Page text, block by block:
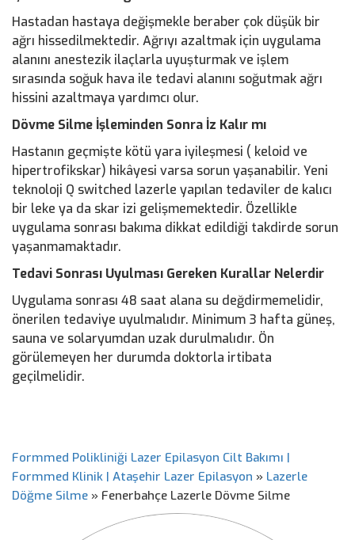
Hastadan hastaya değişmekle beraber çok düşük bir
ağrı hissedilmektedir. Ağrıyı azaltmak için uygulama
alanını anestezik ilaçlarla uyuşturmak ve işlem
sırasında soğuk hava ile tedavi alanını soğutmak ağrı
hissini azaltmaya yardımcı olur.
Dövme Silme İşleminden Sonra İz Kalır mı
Hastanın geçmişte kötü yara iyileşmesi ( keloid ve
hipertrofikskar) hikâyesi varsa sorun yaşanabilir. Yeni
teknoloji Q switched lazerle yapılan tedaviler de kalıcı
bir leke ya da skar izi gelişmemektedir. Özellikle
uygulama sonrası bakıma dikkat edildiği takdirde sorun
yaşanmamaktadır.
Tedavi Sonrası Uyulması Gereken Kurallar Nelerdir
Uygulama sonrası 48 saat alana su değdirmemelidir,
önerilen tedaviye uyulmalıdır. Minimum 3 hafta güneş,
sauna ve solaryumdan uzak durulmalıdır. Ön
görülemeyen her durumda doktorla irtibata
geçilmelidir.
Formmed Polikliniği Lazer Epilasyon Cilt Bakımı |
Formmed Klinik | Ataşehir Lazer Epilasyon » Lazerle
Döğme Silme » Fenerbahçe Lazerle Dövme Silme